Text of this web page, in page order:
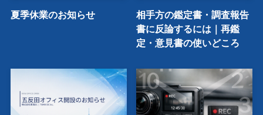
夏季休業のお知らせ
相手方の鑑定書・調査報告
書に反論するには｜再鑑
定・意見書の使いどころ